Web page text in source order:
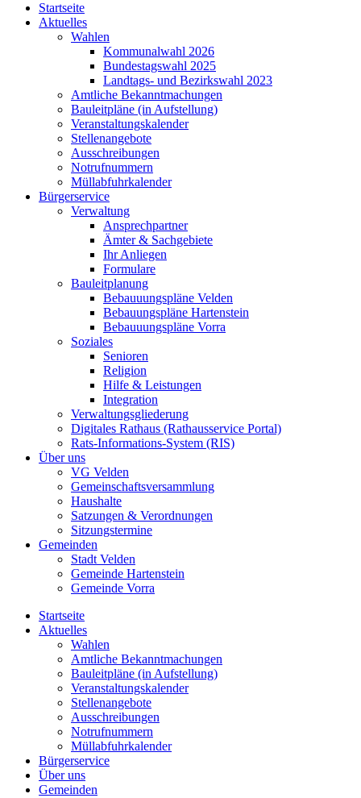
Startseite
Aktuelles
Wahlen
Kommunalwahl 2026
Bundestagswahl 2025
Landtags- und Bezirkswahl 2023
Amtliche Bekanntmachungen
Bauleitpläne (in Aufstellung)
Veranstaltungskalender
Stellenangebote
Ausschreibungen
Notrufnummern
Müllabfuhrkalender
Bürgerservice
Verwaltung
Ansprechpartner
Ämter & Sachgebiete
Ihr Anliegen
Formulare
Bauleitplanung
Bebauuungspläne Velden
Bebauungspläne Hartenstein
Bebauuungspläne Vorra
Soziales
Senioren
Religion
Hilfe & Leistungen
Integration
Verwaltungsgliederung
Digitales Rathaus (Rathausservice Portal)
Rats-Informations-System (RIS)
Über uns
VG Velden
Gemeinschaftsversammlung
Haushalte
Satzungen & Verordnungen
Sitzungstermine
Gemeinden
Stadt Velden
Gemeinde Hartenstein
Gemeinde Vorra
Startseite
Aktuelles
Wahlen
Amtliche Bekanntmachungen
Bauleitpläne (in Aufstellung)
Veranstaltungskalender
Stellenangebote
Ausschreibungen
Notrufnummern
Müllabfuhrkalender
Bürgerservice
Über uns
Gemeinden